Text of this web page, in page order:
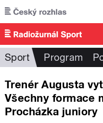
Přejít k hlavnímu obsahu
Sport Program
Trenér Augusta
Všechny formace
Procházka juniory